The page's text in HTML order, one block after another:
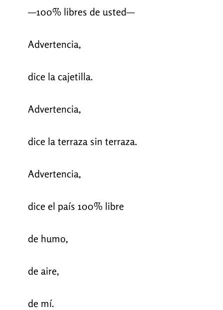
—100% libres de usted—
Advertencia,
dice la cajetilla.
Advertencia,
dice la terraza sin terraza.
Advertencia,
dice el país 100% libre
de humo,
de aire,
de mí.